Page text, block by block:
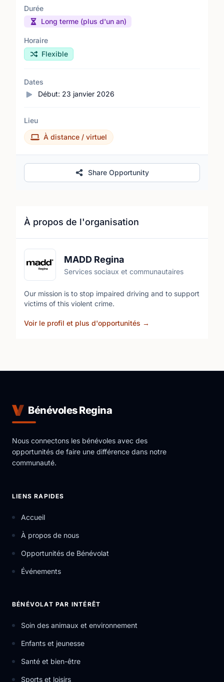
À propos de l'organisation
MADD Regina
Services sociaux et communautaires
Our mission is to stop impaired driving and to support
victims of this violent crime.
Voir le profil et plus d'opportunités →
Durée
Long terme (plus d'un an)
Horaire
Flexible
Dates
Début: 23 janvier 2026
Lieu
À distance / virtuel
Share Opportunity
Bénévoles Regina
Nous connectons les bénévoles avec des
opportunités de faire une différence dans notre
communauté.
LIENS RAPIDES
Accueil
À propos de nous
Opportunités de Bénévolat
Événements
BÉNÉVOLAT PAR INTÉRÊT
Soin des animaux et environnement
Enfants et jeunesse
Santé et bien-être
Sports et loisirs